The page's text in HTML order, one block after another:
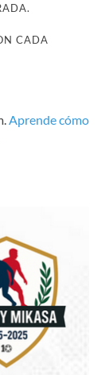
CADA
Aprende cómo